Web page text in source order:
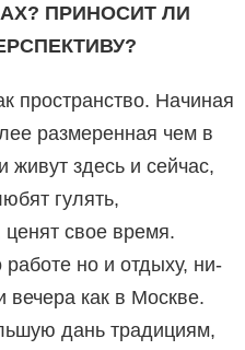
ПРИНОСИТ ЛИ
пространство. Начиная
размеренная чем в
здесь и сейчас,
гулять,
свое время.
но и отдыху, ни­
вечера как в Москве.
дань традициям,